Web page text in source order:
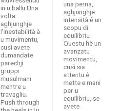
in u ballu Una
volta
aghjunghje
l'inestabilità à
u muvimentu,
cusì avete
dumandate
parechji
gruppi
musulmani
mentre u
travagliu.
Push through
una perna,
aghjunghje
intensità è un
scopu di
equilibriu.
Questu hè un
avanzatu
movimentu,
cusì sia
attentu è
mette e mani
per u
equilibriu, se
avete